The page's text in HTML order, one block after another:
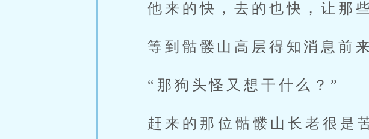
他来的快，去的也快，让那
等到骷髅山高层得知消息前
“那狗头怪又想干什么？”
赶来的那位骷髅山长老很是